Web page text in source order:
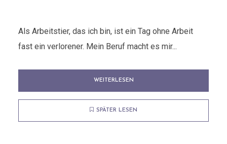
Als Arbeitstier, das ich bin, ist ein Tag ohne Arbeit
fast ein verlorener. Mein Beruf macht es mir...
WEITERLESEN
SPÄTER LESEN